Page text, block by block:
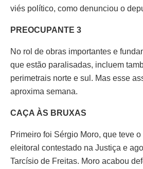
viés político, como denunciou o
PREOCUPANTE 3
No rol de obras importantes e
que estão paralisadas, incluem
perimetrais norte e sul. Mas esse
aproxima semana.
CAÇA ÀS BRUXAS
Primeiro foi Sérgio Moro, que teve
eleitoral contestado na Justiça e
Tarcísio de Freitas. Moro acabou